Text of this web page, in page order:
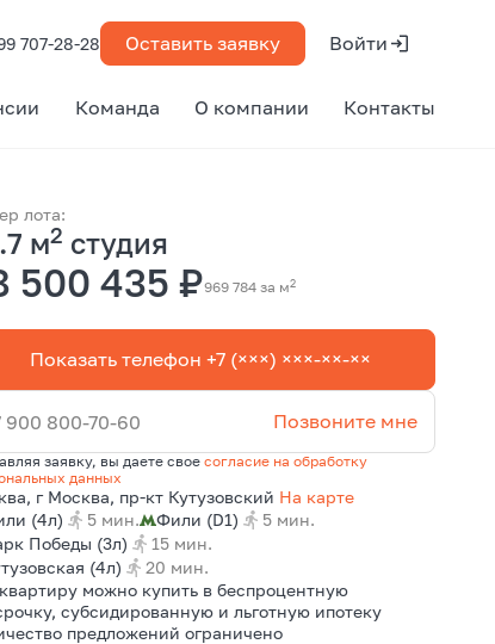
707-28-28 Оставить заявку Войти
Команда О компании Контакты
лота:
м2 студия
500 435 ₽969 784 за м2
Показать телефон +7 (×××) ×××-××-××
900 800-70-60 Позвоните мне
заявку, вы даете своесогласие на обработку
данных
г Москва, пр-кт Кутузовский На карте
(4л)
5 мин. Фили (D1)
5 мин.
Победы (3л)
15 мин.
(4л)
20 мин.
можно купить в беспроцентную
субсидированную и льготную ипотеку
предложений ограничено